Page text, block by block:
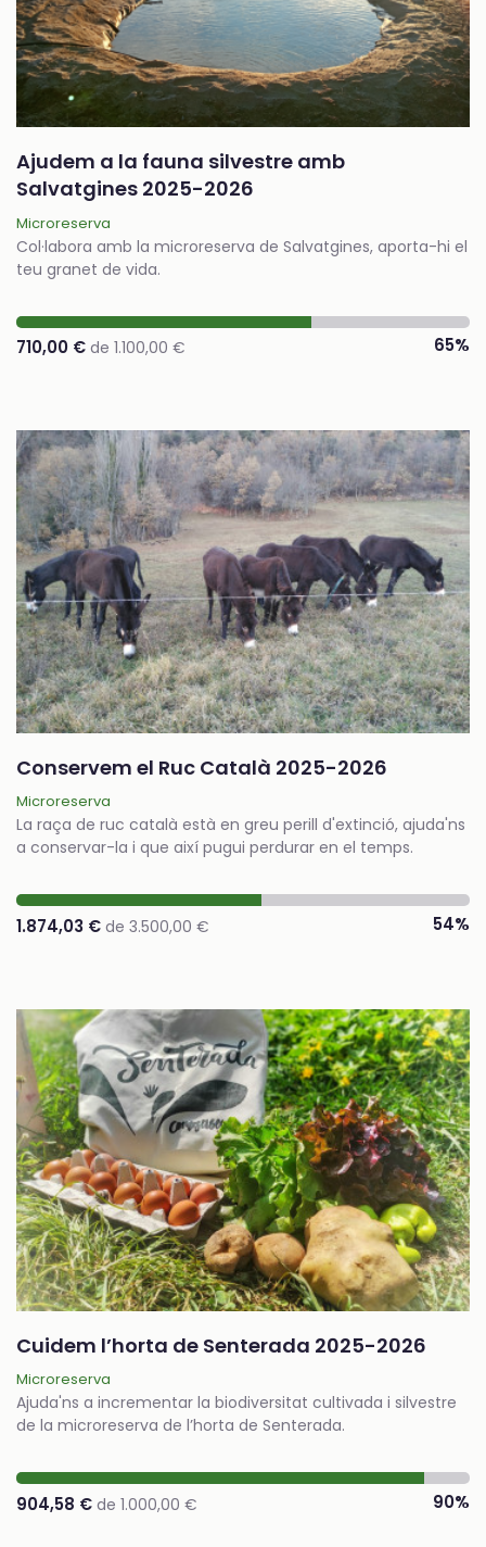
Ajudem a la fauna silvestre amb
Salvatgines 2025-2026
Microreserva
Col·labora amb la microreserva de Salvatgines, aporta-hi el
teu granet de vida.
710,00 € de 1.100,00 € 65%
Conservem el Ruc Català 2025-2026
Microreserva
La raça de ruc català està en greu perill d'extinció, ajuda'ns
a conservar-la i que així pugui perdurar en el temps.
1.874,03 € de 3.500,00 € 54%
Cuidem l’horta de Senterada 2025-2026
Microreserva
Ajuda'ns a incrementar la biodiversitat cultivada i silvestre
de la microreserva de l’horta de Senterada.
904,58 € de 1.000,00 € 90%